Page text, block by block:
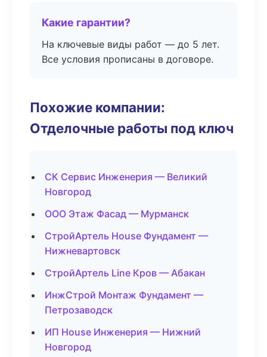
Какие гарантии?
На ключевые виды работ — до 5 лет.
Все условия прописаны в договоре.
Похожие компании:
Отделочные работы под ключ
СК Сервис Инженерия — Великий
Новгород
ООО Этаж Фасад — Мурманск
СтройАртель House Фундамент —
Нижневартовск
СтройАртель Line Кров — Абакан
ИнжСтрой Монтаж Фундамент —
Петрозаводск
ИП House Инженерия — Нижний
Новгород